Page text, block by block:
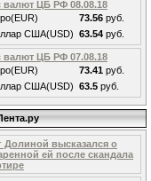
валют ЦБ РФ 08.08.18
73.56 руб.
США(USD) 63.54 руб.
валют ЦБ РФ 07.08.18
73.41 руб.
США(USD) 63.5 руб.
Долиной высказался о
ей после скандала